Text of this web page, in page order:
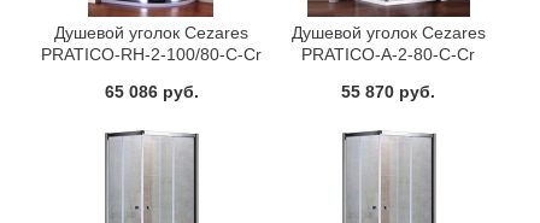
Душевой уголок Cezares
PRATICO-RH-2-100/80-C-Cr
65 086 руб.
Душевой уголок Cezares
PRATICO-A-2-80-C-Cr
55 870 руб.